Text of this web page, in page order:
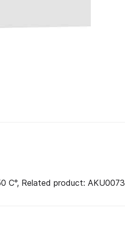
C°, Related product: AKU0073